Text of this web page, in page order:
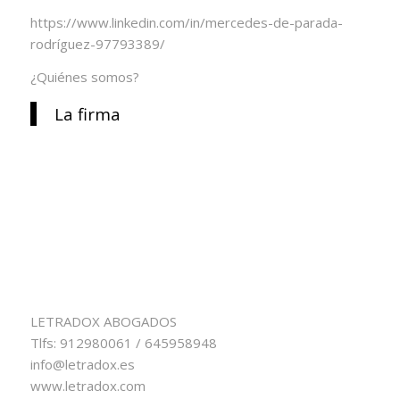
https://www.linkedin.com/in/mercedes-de-parada-
rodríguez-97793389/
¿Quiénes somos?
La firma
LETRADOX ABOGADOS
Tlfs: 912980061 / 645958948
info@letradox.es
www.letradox.com